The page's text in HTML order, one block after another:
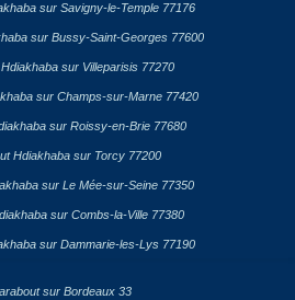
sur Savigny-le-Temple 77176
sur Bussy-Saint-Georges 77600
sur Villeparisis 77270
sur Champs-sur-Marne 77420
sur Roissy-en-Brie 77680
Hdiakhaba sur Torcy 77200
sur Le Mée-sur-Seine 77350
sur Combs-la-Ville 77380
sur Dammarie-les-Lys 77190
sur Bordeaux 33